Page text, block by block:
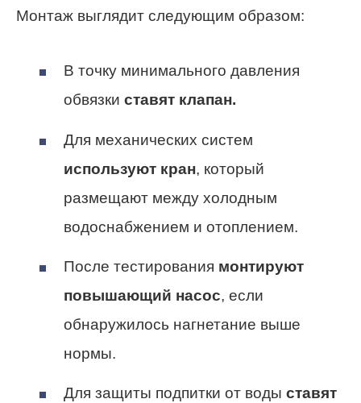
Монтаж выглядит следующим образом:
В точку минимального давления
обвязки ставят клапан.
Для механических систем
используют кран, который
размещают между холодным
водоснабжением и отоплением.
После тестирования монтируют
повышающий насос, если
обнаружилось нагнетание выше
нормы.
Для защиты подпитки от воды ставят